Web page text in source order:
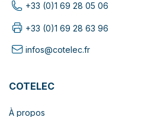
+33 (0)1 69 28 05 06
+33 (0)1 69 28 63 96
infos@cotelec.fr
COTELEC
À propos